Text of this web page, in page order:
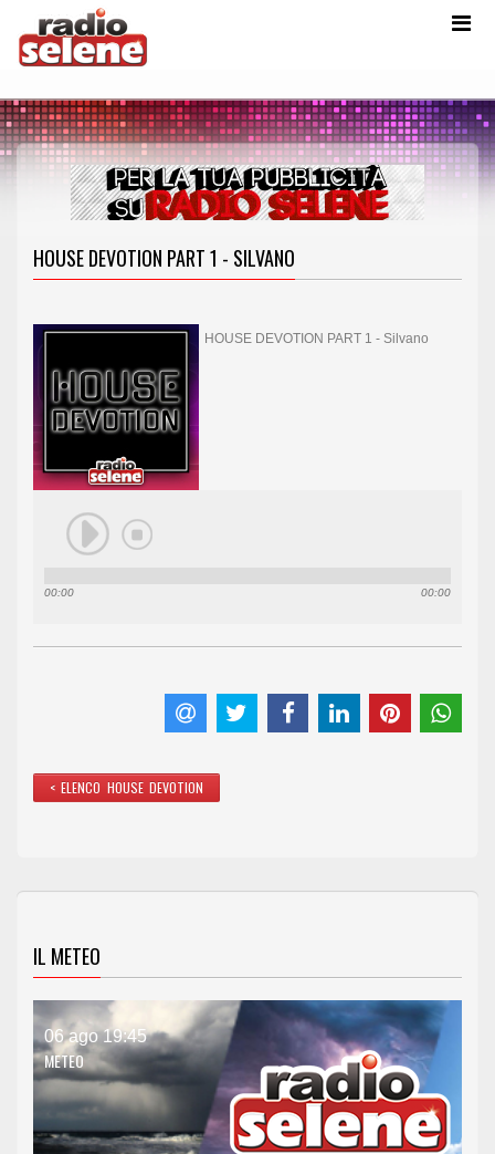
HOUSE DEVOTION PART 1 - SILVANO
00:00 00:00
HOUSE DEVOTION PART 1 - Silvano
< ELENCO HOUSE DEVOTION
IL METEO
06 ago 19:45
METEO